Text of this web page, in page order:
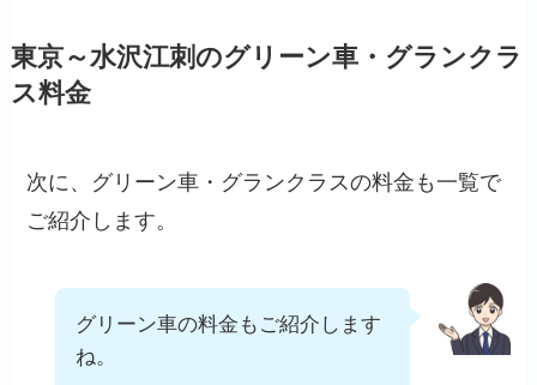
東京～水沢江刺のグリーン車・グランクラ
ス料金
次に、グリーン車・グランクラスの料金も一覧で
ご紹介します。
グリーン車の料金もご紹介します
ね。